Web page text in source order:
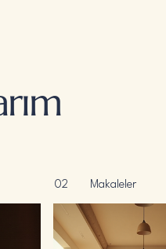
02 Makaleler